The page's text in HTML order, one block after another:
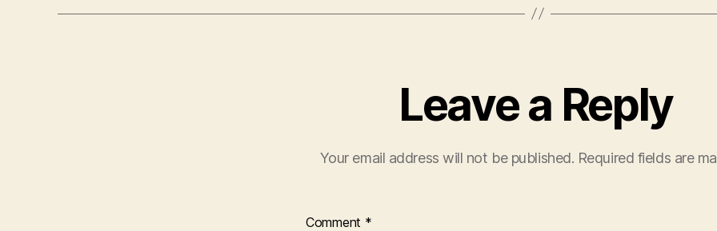
Leave a Reply
Your email address will not be published. Required fields are
Comment *